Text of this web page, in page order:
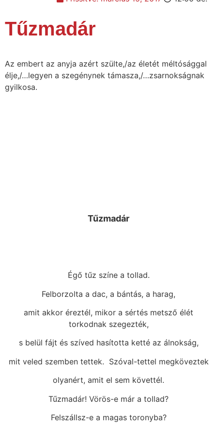
Tűzmadár
Az embert az anyja azért szülte,/az életét méltósággal
élje,/…legyen a szegénynek támasza,/…zsarnokságnak
gyilkosa.
Tűzmadár
Égő tűz színe a tollad.
Felborzolta a dac, a bántás, a harag,
amit akkor éreztél, mikor a sértés metsző élét
torkodnak szegezték,
s belül fájt és szíved hasította ketté az álnokság,
mit veled szemben tettek. Szóval-tettel megköveztek
olyanért, amit el sem követtél.
Tűzmadár! Vörös-e már a tollad?
Felszállsz-e a magas toronyba?